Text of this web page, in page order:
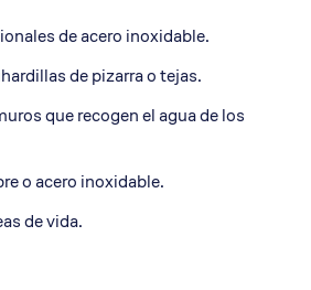
de acero inoxidable.
de pizarra o tejas.
que recogen el agua de los
o acero inoxidable.
de vida.